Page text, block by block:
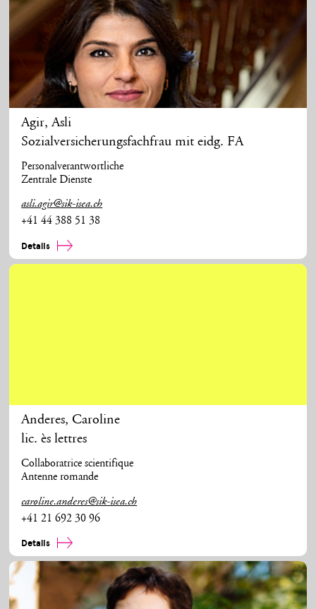
Agir,Asli
Sozialversicherungsfachfrau mit eidg. FA
Personalverantwortliche
Zentrale Dienste
asli.agir@sik-isea.ch
+41 44 388 51 38
Details
Anderes,Caroline
lic. ès lettres
Collaboratrice scientifique
Antenne romande
caroline.anderes@sik-isea.ch
+41 21 692 30 96
Details